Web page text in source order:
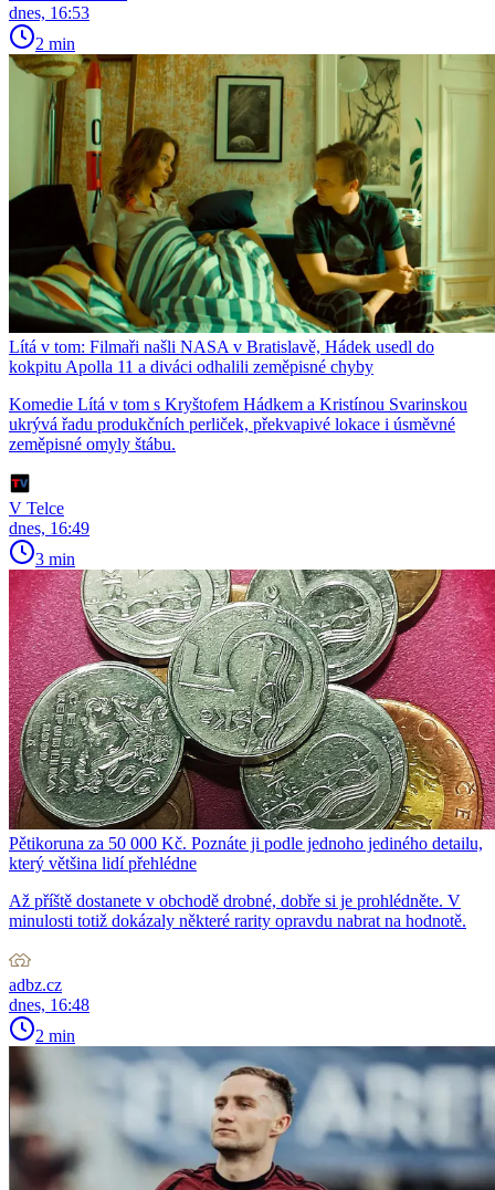
dnes, 16:53
2 min
Lítá v tom: Filmaři našli NASA v Bratislavě, Hádek usedl do
kokpitu Apolla 11 a diváci odhalili zeměpisné chyby
Komedie Lítá v tom s Kryštofem Hádkem a Kristínou Svarinskou
ukrývá řadu produkčních perliček, překvapivé lokace i úsměvné
zeměpisné omyly štábu.
V Telce
dnes, 16:49
3 min
Pětikoruna za 50 000 Kč. Poznáte ji podle jednoho jediného detailu,
který většina lidí přehlédne
Až příště dostanete v obchodě drobné, dobře si je prohlédněte. V
minulosti totiž dokázaly některé rarity opravdu nabrat na hodnotě.
adbz.cz
dnes, 16:48
2 min